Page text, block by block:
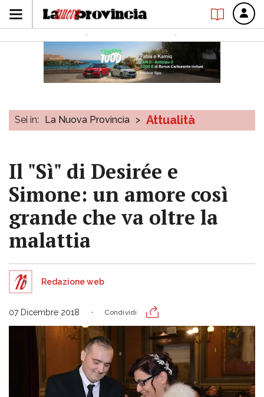
Sei in: La Nuova Provincia > Attualità
Il "Sì" di Desirée e
Simone: un amore così
grande che va oltre la
malattia
Redazione web
07 Dicembre 2018 Condividi